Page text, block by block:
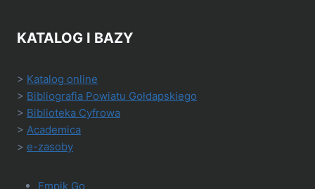
KATALOG I BAZY
> Katalog online
> Bibliografia Powiatu Gołdapskiego
> Biblioteka Cyfrowa
> Academica
> e-zasoby
Empik Go